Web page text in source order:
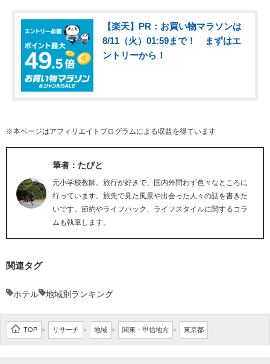
【楽天】PR：お買い物マラソンは
8/11（火）01:59まで！ まずはエ
ントリーから！
※本ページはアフィリエイトプログラムによる収益を得ています
筆者：たびと
元小学校教師。旅行が好きで、国内外問わず色々なところに
行っています。旅先で見た風景や出会った人々の話を書きた
いです。節約やライフハック、ライフスタイルに関するコラ
ムも執筆します。
関連タグ
ホテル 地域別ランキング
TOP > リサーチ > 地域 > 関東・甲信地方 > 東京都